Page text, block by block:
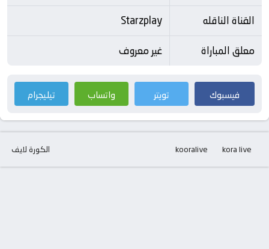
القناة الناقله
Starzplay
معلق المباراة
غير معروف
فيسبوك تويتر واتساب تيليجرام
الكورة لايف kora live
kooralive